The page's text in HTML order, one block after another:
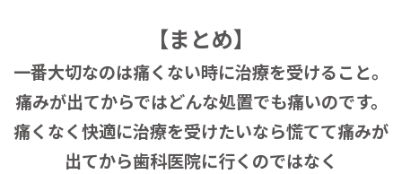
【まとめ】
一番大切なのは痛くない時に治療を受けること。
痛みが出てからではどんな処置でも痛いのです。
痛くなく快適に治療を受けたいなら慌てて痛みが
出てから歯科医院に行くのではなく